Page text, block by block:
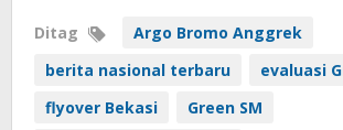
Ditag
Argo Bromo Anggrek
berita nasional terbaru
evaluasi
flyover Bekasi
Green SM